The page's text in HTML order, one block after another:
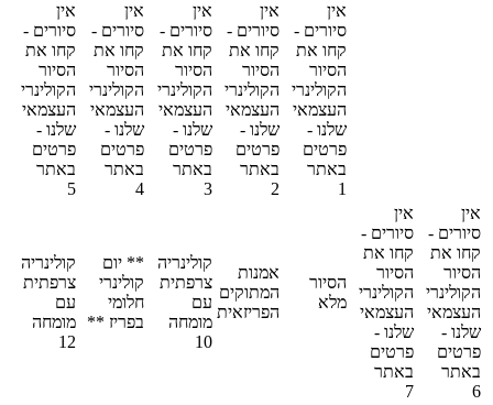
אין
סיורים -
קחו את
הסיור
הקולינרי
העצמאי
שלנו -
פרטים
באתר
1
אין
סיורים -
קחו את
הסיור
הקולינרי
העצמאי
שלנו -
פרטים
באתר
2
אין
סיורים -
קחו את
הסיור
הקולינרי
העצמאי
שלנו -
פרטים
באתר
3
אין
סיורים -
קחו את
הסיור
הקולינרי
העצמאי
שלנו -
פרטים
באתר
4
אין
סיורים -
קחו את
הסיור
הקולינרי
העצמאי
שלנו -
פרטים
באתר
5
אין
סיורים -
קחו את
הסיור
הקולינרי
העצמאי
שלנו -
פרטים
באתר
6
אין
סיורים -
קחו את
הסיור
הקולינרי
העצמאי
שלנו -
פרטים
באתר
7
הסיור
מלא
אמנות
המתוקים
הפריזאית
קולינריה
צרפתית
עם
מומחה
10
** יום
קולינרי
חלומי
בפריז **
קולינריה
צרפתית
עם
מומחה
12